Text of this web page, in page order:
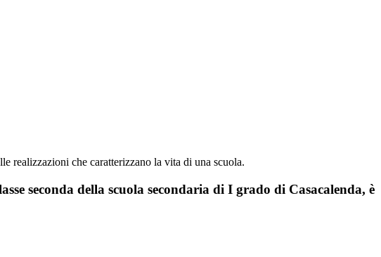
realizzazioni che caratterizzano la vita di una scuola.
seconda della scuola secondaria di I grado di Casacalenda, è